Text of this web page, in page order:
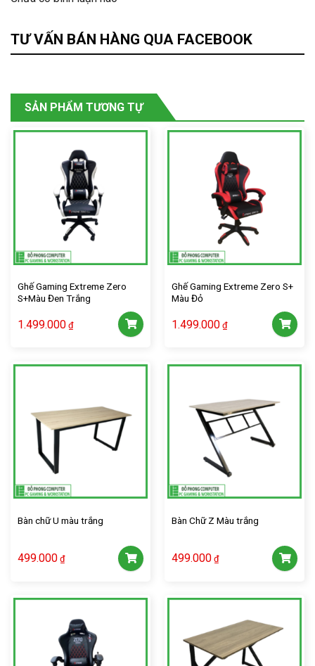
TƯ VẤN BÁN HÀNG QUA FACEBOOK
SẢN PHẨM TƯƠNG TỰ
Ghế Gaming Extreme Zero
S+Màu Đen Trắng
1.499.000 ₫
Ghế Gaming Extreme Zero S+
Màu Đỏ
1.499.000 ₫
Bàn chữ U màu trắng
499.000 ₫
Bàn Chữ Z Màu trắng
499.000 ₫